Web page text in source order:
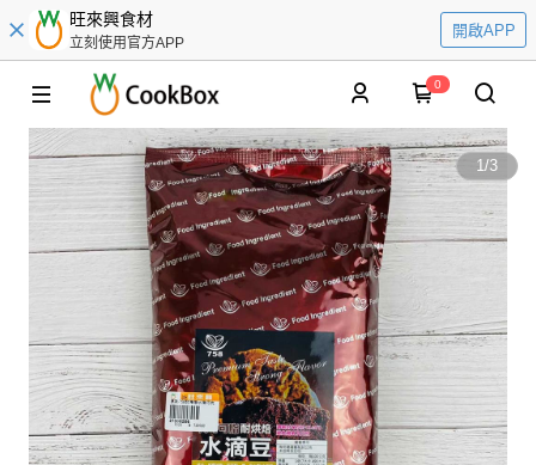
旺來興食材
立刻使用官方APP
開啟APP
0
1/3